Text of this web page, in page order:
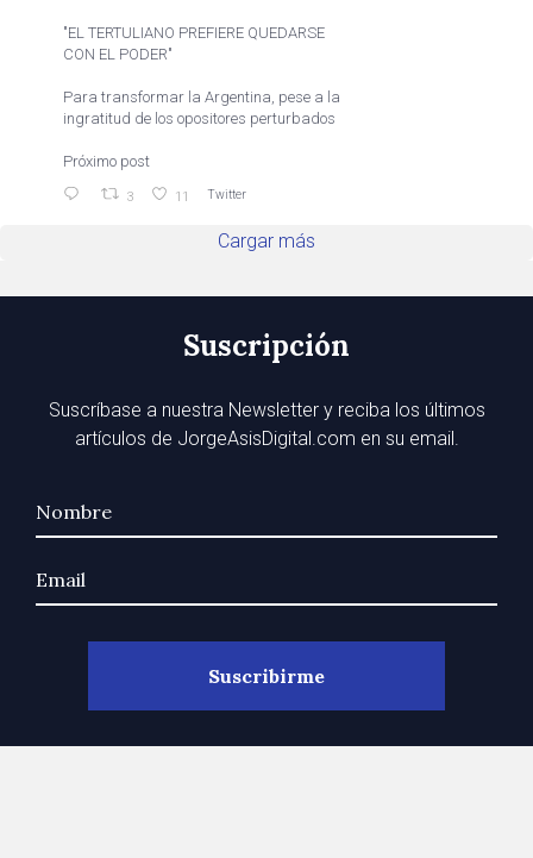
"EL TERTULIANO PREFIERE QUEDARSE
CON EL PODER"
Para transformar la Argentina, pese a la
ingratitud de los opositores perturbados
Próximo post
3 11 Twitter
Cargar más
Suscripción
Suscríbase a nuestra Newsletter y reciba los últimos
artículos de JorgeAsisDigital.com en su email.